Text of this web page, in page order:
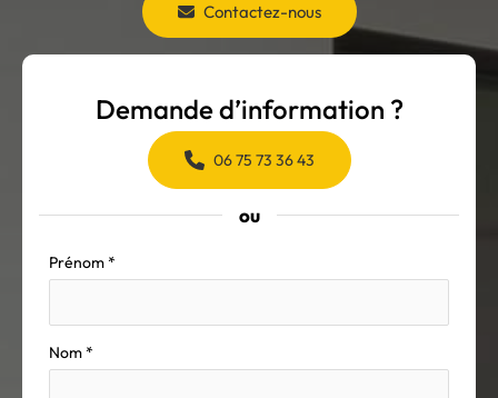
Contactez-nous
Demande d’information ?
06 75 73 36 43
ou
Formulaire
simple
Prénom*
Nom*